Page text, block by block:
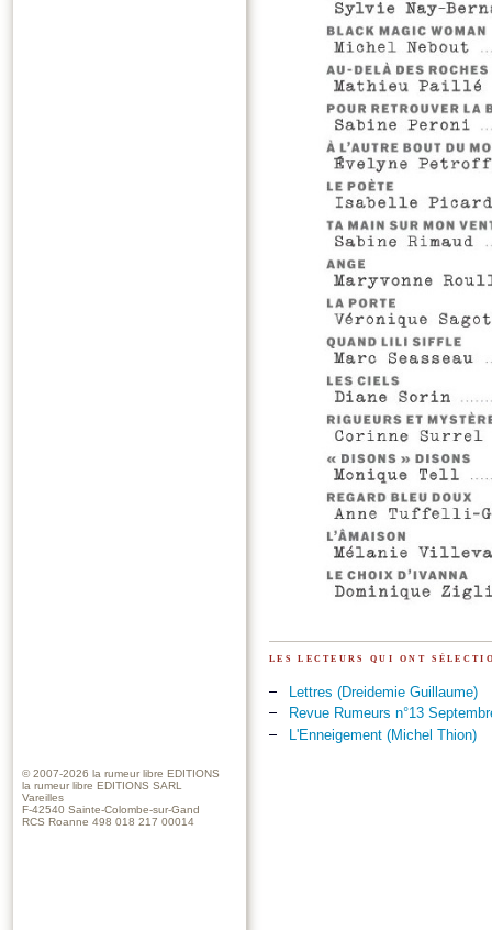
les lecteurs qui ont
Lettres (Dreidemie Guillaume)
Revue Rumeurs n°13
L'Enneigement (Michel Thion)
© 2007-2026 la rumeur libre EDITIONS
la rumeur libre EDITIONS SARL
Vareilles
F-42540 Sainte-Colombe-sur-Gand
RCS Roanne 498 018 217 00014